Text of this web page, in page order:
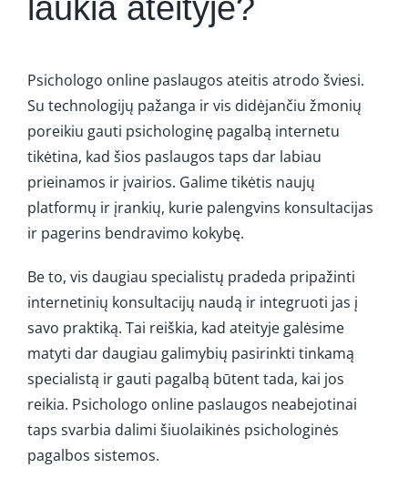
laukia ateityje?
Psichologo online paslaugos ateitis atrodo šviesi.
Su technologijų pažanga ir vis didėjančiu žmonių
poreikiu gauti psichologinę pagalbą internetu
tikėtina, kad šios paslaugos taps dar labiau
prieinamos ir įvairios. Galime tikėtis naujų
platformų ir įrankių, kurie palengvins konsultacijas
ir pagerins bendravimo kokybę.
Be to, vis daugiau specialistų pradeda pripažinti
internetinių konsultacijų naudą ir integruoti jas į
savo praktiką. Tai reiškia, kad ateityje galėsime
matyti dar daugiau galimybių pasirinkti tinkamą
specialistą ir gauti pagalbą būtent tada, kai jos
reikia. Psichologo online paslaugos neabejotinai
taps svarbia dalimi šiuolaikinės psichologinės
pagalbos sistemos.